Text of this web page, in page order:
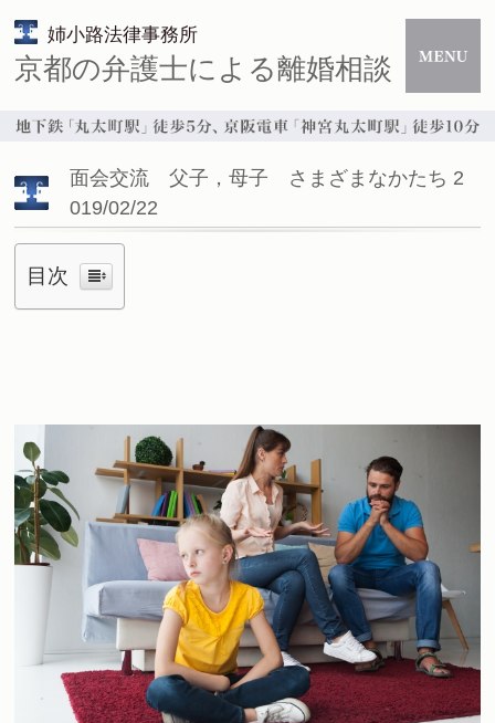
姉小路法律事務所
京都の弁護士による離婚相談
面会交流 父子，母子 さまざまなかたち 2
019/02/22
目次